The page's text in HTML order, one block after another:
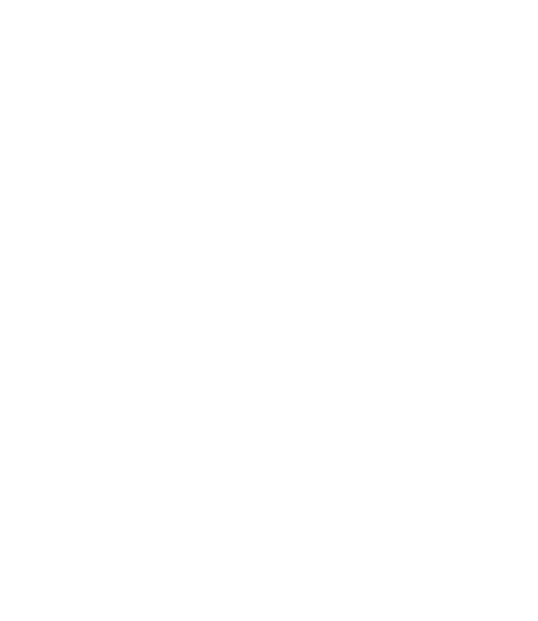
了承ください。
をご了承くださ
ようお願いしま
にご登録され
とをご了承くだ
ず変更すること
下、フタル酸ジブチ
) : 1000ppm、
、
ない年数を意
可)を取得する
要な手段を講じ
これらの製造装
通知します。
、取り引きをい
ムロン制御